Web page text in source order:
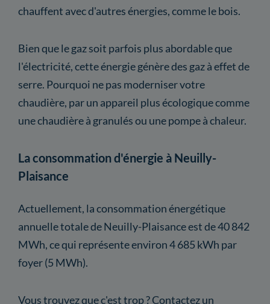
chauffent avec d'autres énergies, comme le bois.
Bien que le gaz soit parfois plus abordable que
l'électricité, cette énergie génère des gaz à effet de
serre. Pourquoi ne pas moderniser votre
chaudière, par un appareil plus écologique comme
une chaudière à granulés ou une pompe à chaleur.
La consommation d'énergie à Neuilly-
Plaisance
Actuellement, la consommation énergétique
annuelle totale de Neuilly-Plaisance est de 40 842
MWh, ce qui représente environ 4 685 kWh par
foyer (5 MWh).
Vous trouvez que c'est trop ? Contactez un